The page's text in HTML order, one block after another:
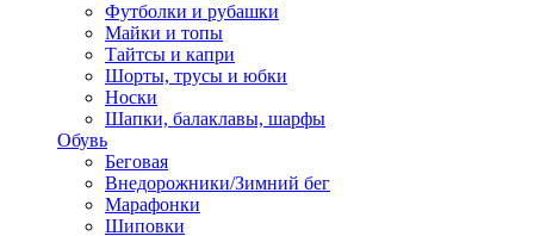
Футболки и рубашки
Майки и топы
Тайтсы и капри
Шорты, трусы и юбки
Носки
Шапки, балаклавы, шарфы
Обувь
Беговая
Внедорожники/Зимний бег
Марафонки
Шиповки